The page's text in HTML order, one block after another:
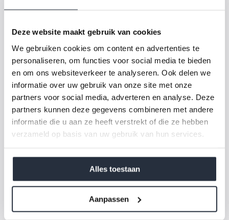
Deze website maakt gebruik van cookies
We gebruiken cookies om content en advertenties te
personaliseren, om functies voor social media te bieden
en om ons websiteverkeer te analyseren. Ook delen we
informatie over uw gebruik van onze site met onze
partners voor social media, adverteren en analyse. Deze
partners kunnen deze gegevens combineren met andere
informatie die u aan ze heeft verstrekt of die ze hebben
verzameld op basis van uw gebruik van hun services.
Alles toestaan
Aanpassen
houden. Omdat de snelheid beperkt is, voelt u zich veiliger. Dat
concentreren op genieten van het ritje in plaats van op spanning
en stress.
Milieuvriendelijker alternatief
Veel brommobielen zijn tegenwoordig
. Dat betekent
dat u een steentje bijdraagt aan een beter milieu. U stoot geen
een duurzamere wereld. Bovendien is het opladen van een
elektrische brommobiel goedkoper dan tanken bij een